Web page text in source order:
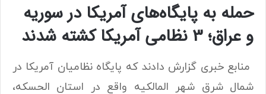
حمله به پایگاه‌های آمریکا در سوریه
و عراق؛ 3 نظامی آمریکا کشته شدند
منابع خبری گزارش دادند که پایگاه نظامیان آمریکا در
شمال شرق شهر المالکیه واقع در استان الحسکه،